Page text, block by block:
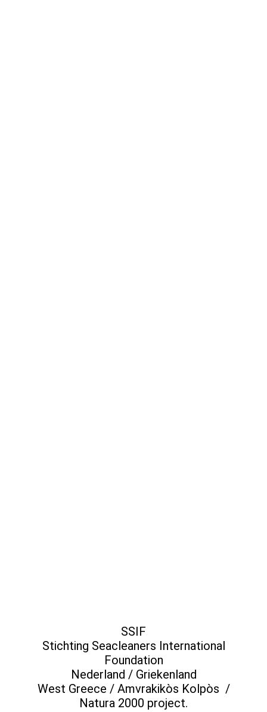
SSIF
Stichting Seacleaners International
Foundation
Nederland / Griekenland
West Greece / Amvrakikòs Kolpòs /
Natura 2000 project.